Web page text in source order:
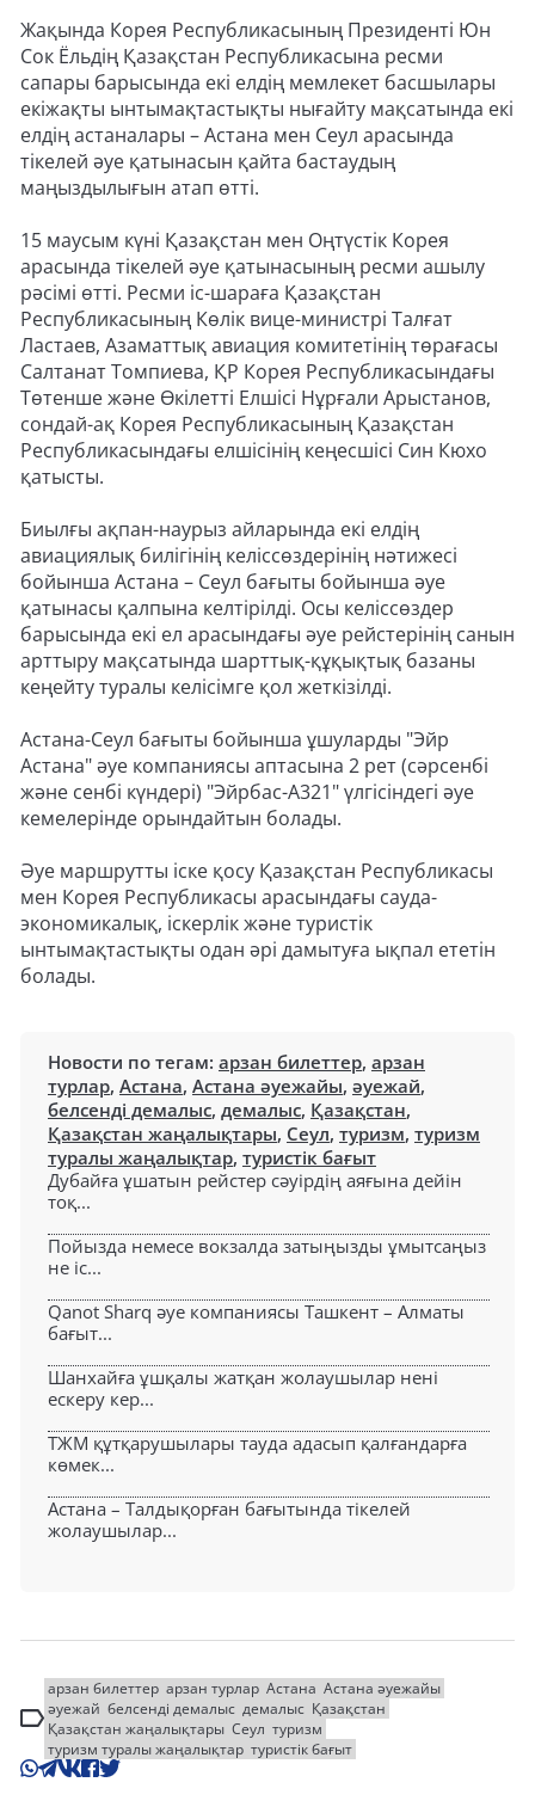
Жақында Корея Республикасының Президенті Юн
Сок Ёльдің Қазақстан Республикасына ресми
сапары барысында екі елдің мемлекет басшылары
екіжақты ынтымақтастықты нығайту мақсатында екі
елдің астаналары – Астана мен Сеул арасында
тікелей әуе қатынасын қайта бастаудың
маңыздылығын атап өтті.
15 маусым күні Қазақстан мен Оңтүстік Корея
арасында тікелей әуе қатынасының ресми ашылу
рәсімі өтті. Ресми іс-шараға Қазақстан
Республикасының Көлік вице-министрі Талғат
Ластаев, Азаматтық авиация комитетінің төрағасы
Салтанат Томпиева, ҚР Корея Республикасындағы
Төтенше және Өкілетті Елшісі Нұрғали Арыстанов,
сондай-ақ Корея Республикасының Қазақстан
Республикасындағы елшісінің кеңесшісі Син Кюхо
қатысты.
Биылғы ақпан-наурыз айларында екі елдің
авиациялық билігінің келіссөздерінің нәтижесі
бойынша Астана – Сеул бағыты бойынша әуе
қатынасы қалпына келтірілді. Осы келіссөздер
барысында екі ел арасындағы әуе рейстерінің санын
арттыру мақсатында шарттық-құқықтық базаны
кеңейту туралы келісімге қол жеткізілді.
Астана-Сеул бағыты бойынша ұшуларды "Эйр
Астана" әуе компаниясы аптасына 2 рет (сәрсенбі
және сенбі күндері) "Эйрбас-А321" үлгісіндегі әуе
кемелерінде орындайтын болады.
Әуе маршрутты іске қосу Қазақстан Республикасы
мен Корея Республикасы арасындағы сауда-
экономикалық, іскерлік және туристік
ынтымақтастықты одан әрі дамытуға ықпал ететін
болады.
Новости по тегам: арзан билеттер, арзан
турлар, Астана, Астана әуежайы, әуежай,
белсенді демалыс, демалыс, Қазақстан,
Қазақстан жаңалықтары, Сеул, туризм, туризм
туралы жаңалықтар, туристік бағыт
Дубайға ұшатын рейстер сәуірдің аяғына дейін
тоқ...
Пойызда немесе вокзалда затыңызды ұмытсаңыз
не іс...
Qanot Sharq әуе компаниясы Ташкент – Алматы
бағыт...
Шанхайға ұшқалы жатқан жолаушылар нені
ескеру кер...
ТЖМ құтқарушылары тауда адасып қалғандарға
көмек...
Астана – Талдықорған бағытында тікелей
жолаушылар...
арзан билеттер арзан турлар Астана Астана әуежайы
әуежай белсенді демалыс демалыс Қазақстан
Қазақстан жаңалықтары Сеул туризм
туризм туралы жаңалықтар туристік бағыт